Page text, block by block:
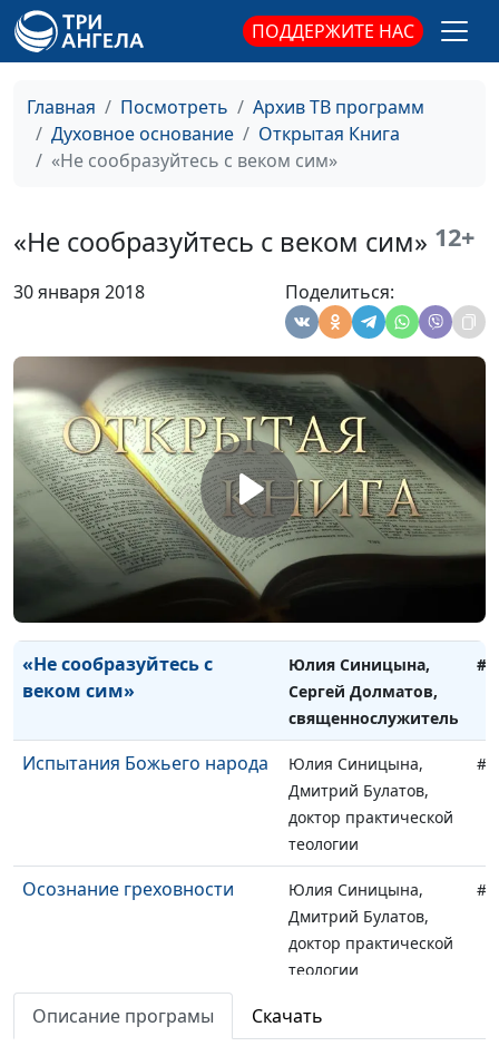
ПОДДЕРЖИТЕ НАС
Главная Посмотреть
Архив ТВ программ
Духовное основание
Открытая Книга
«Не сообразуйтесь с веком сим»
«Не сообразуйтесь с веком сим» 12+
30 января 2018 Поделиться:
Предназначение человека
Юлия Синицына,
Лазарев Валерий
Владиславович,
священнослужитель
Значение жертв во
Юлия Синицына,
Смысл заповеди обрезания
Андрей Скворцов,
священнослужитель
Причина страданий Иова
Андрей Скворцов,
священнослужитель
Покаяние Евы
Юлия Синицына,
Сергей Долматов,
священнослужитель
Путь в царство Божье
Юлия Синицына,
Сергей Долматов,
священнослужитель
«Не сообразуйтесь с
веком сим»
Юлия Синицына,
Сергей Долматов,
священнослужитель
Испытания Божьего народа
Юлия Синицына,
Дмитрий Булатов,
доктор практической
теологии
Осознание греховности
Юлия Синицына,
Дмитрий Булатов,
доктор практической
теологии
Оправдание: делами или
Юлия Синицына,
Дмитрий Булатов,
Описание програмы Скачать